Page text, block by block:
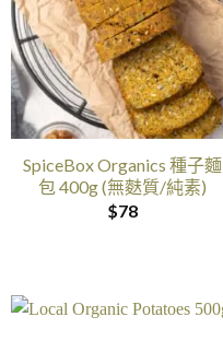
SpiceBox Organics 種子麵
包 400g (無麩質/純素)
$78